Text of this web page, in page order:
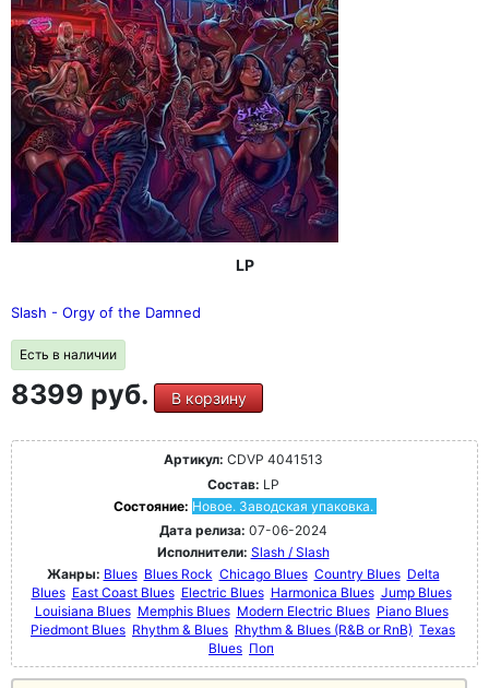
LP
Slash - Orgy of the Damned
Есть в наличии
8399 руб. В корзину
Артикул: CDVP 4041513
Состав: LP
Состояние: Новое. Заводская упаковка.
Дата релиза: 07-06-2024
Исполнители: Slash / Slash
Жанры: Blues Blues Rock Chicago Blues Country Blues Delta
Blues East Coast Blues Electric Blues Harmonica Blues Jump Blues
Louisiana Blues Memphis Blues Modern Electric Blues Piano Blues
Piedmont Blues Rhythm & Blues Rhythm & Blues (R&B or RnB) Texas
Blues Поп